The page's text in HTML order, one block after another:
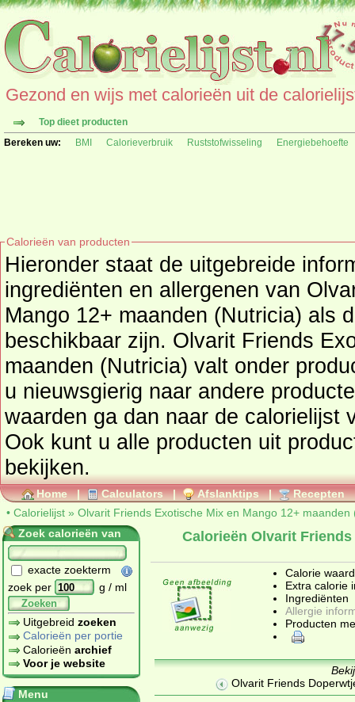
Gezond en wijs met calorieën uit de
Top dieet producten
Bereken uw:
BMI Calorieverbruik Ruststofwisseling Energiebehoefte
Calorieën van producten
Hieronder staat de uitgebreide
ingrediënten en allergenen van Olvarit Friends Exotische Mix en
Mango 12+ maanden (Nutricia) als
beschikbaar zijn. Olvarit Friends
maanden (Nutricia) valt onder
u nieuwsgierig naar andere
waarden ga dan naar de calorielijst voor een totaaloverzicht.
Ook kunt u alle producten uit
bekijken.
Home | Calculators | Afslanktips | Recepten
• Calorielijst » Olvarit Friends Exotische Mix en Mango 12+ maanden
Zoek calorieën van
exacte zoekterm
zoek per
g / ml
Zoeken
Uitgebreid zoeken
Calorieën per portie
Calorieën archief
Voor je website
Menu
Calorieën Olvarit
Calorie
Extra calorie
Ingrediënten
Allergie
Producten
Olvarit Friends